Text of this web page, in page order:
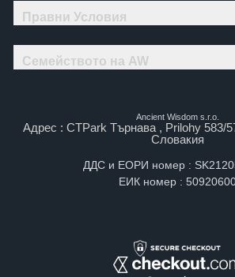
Правни Условия
Семейството на AW
Ancient Wisdom s.r.o.
Адрес : CTPark Търнава , Prilohy 583/
Словакия
ДДС и ЕОРИ номер :
ЕИК номер :